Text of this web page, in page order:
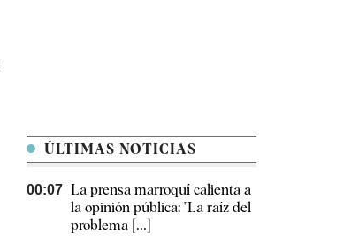
ÚLTIMAS NOTICIAS
00:07 La prensa marroquí calienta a
la opinión pública: "La raíz del
problema [...]